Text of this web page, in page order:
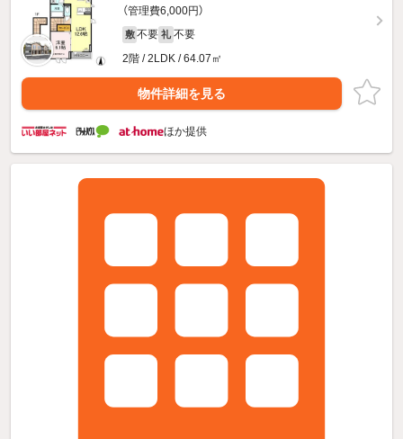
（管理費6,000円）
敷 不要 礼 不要
2階 / 2LDK / 64.07㎡
物件詳細を見る
ほか提供